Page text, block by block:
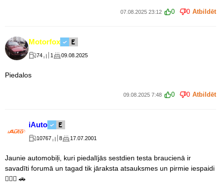
07.08.2025 23:12 0 0 Atbildēt
Motorfox
74 1 09.08.2025
Piedalos
09.08.2025 7:48 0 0 Atbildēt
iAuto
10767 8 17.07.2001
Jaunie automobiļi, kuri piedalījās sestdien testa braucienā ir
savadīti forumā un tagad tik jāraksta atsauksmes un pirmie iespaidi
👍🏻🚕 🚗